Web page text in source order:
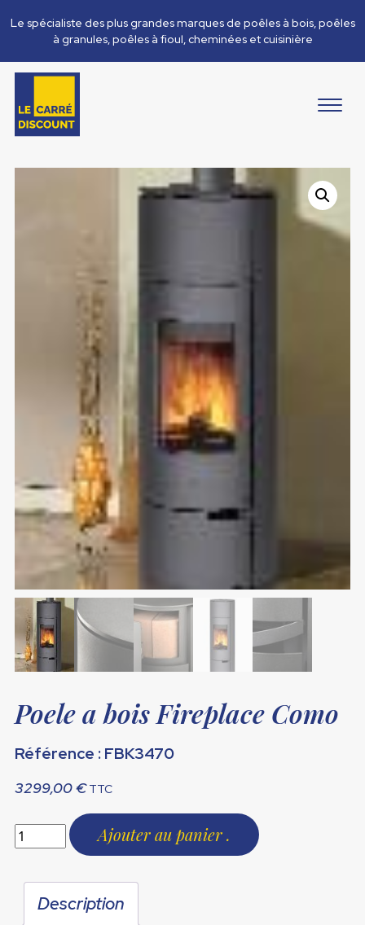
Le spécialiste des plus grandes marques de poêles à bois, poêles
à granules, poêles à fioul, cheminées et cuisinière
Poele a bois Fireplace Como
Référence : FBK3470
3299,00€ TTC
Ajouter au panier
Description